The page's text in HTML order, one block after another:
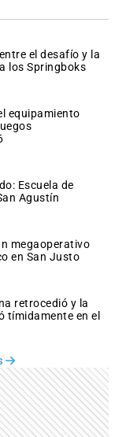
el desafío y la
los Springboks
equipamiento
Escuela de
Agustín
megaoperativo
en San Justo
retrocedió y la
tímidamente en el